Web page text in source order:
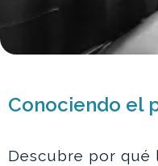
Conociendo el
Descubre por qué